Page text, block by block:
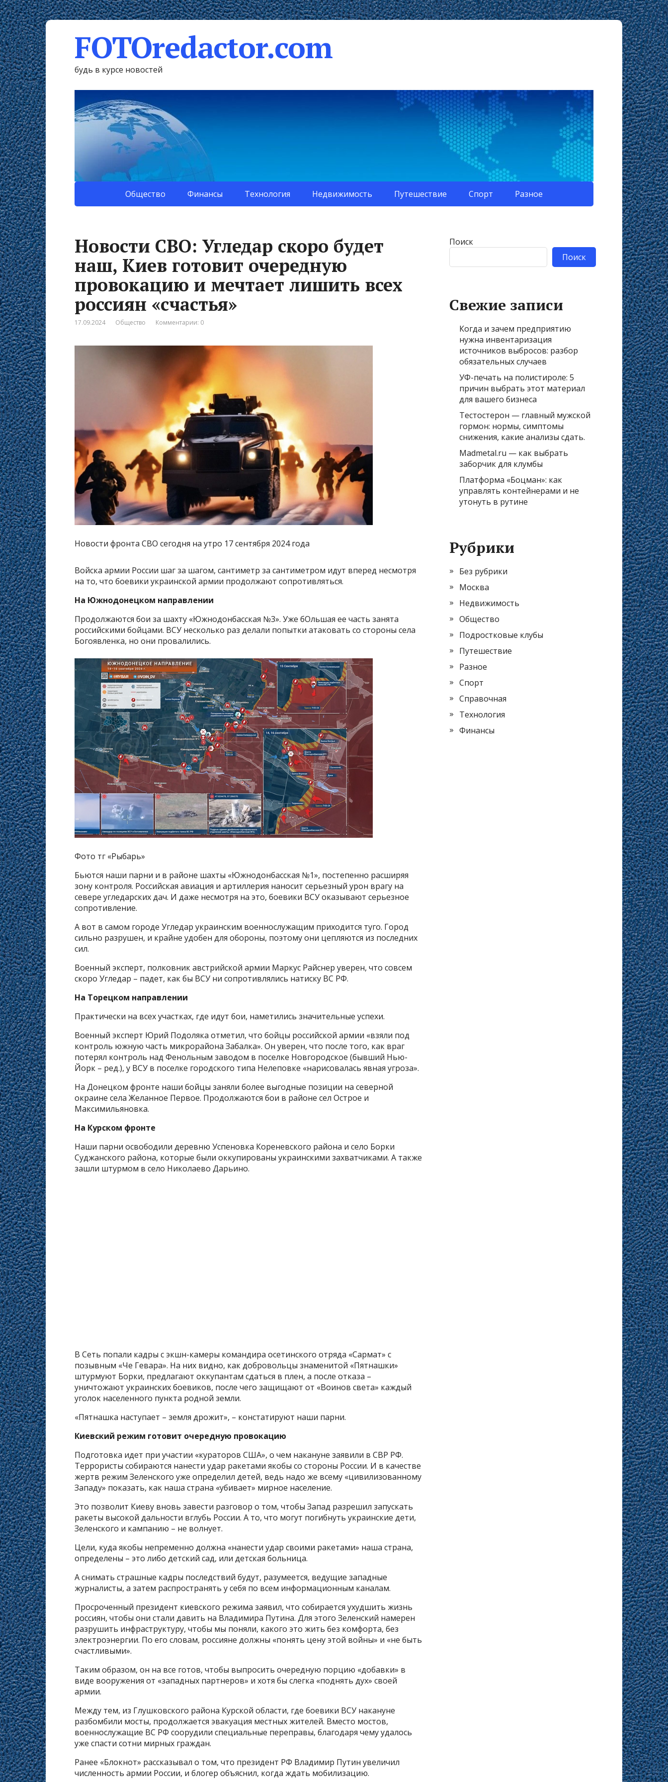
FOTOredactor.com
будь в курсе новостей
Общество Финансы Технология Недвижимость Путешествие Спорт Разное
Новости СВО: Угледар скоро будет
наш, Киев готовит очередную
провокацию и мечтает лишить всех
россиян «счастья»
17.09.2024 Общество Комментарии: 0
Новости фронта СВО сегодня на утро 17 сентября 2024 года
Войска армии России шаг за шагом, сантиметр за сантиметром идут вперед несмотря
на то, что боевики украинской армии продолжают сопротивляться.
На Южнодонецком направлении
Продолжаются бои за шахту «Южнодонбасская №3». Уже бОльшая ее часть занята
российскими бойцами. ВСУ несколько раз делали попытки атаковать со стороны села
Богоявленка, но они провалились.
Фото тг «Рыбарь»
Бьются наши парни и в районе шахты «Южнодонбасская №1», постепенно расширяя
зону контроля. Российская авиация и артиллерия наносит серьезный урон врагу на
севере угледарских дач. И даже несмотря на это, боевики ВСУ оказывают серьезное
сопротивление.
А вот в самом городе Угледар украинским военнослужащим приходится туго. Город
сильно разрушен, и крайне удобен для обороны, поэтому они цепляются из последних
сил.
Военный эксперт, полковник австрийской армии Маркус Райснер уверен, что совсем
скоро Угледар – падет, как бы ВСУ ни сопротивлялись натиску ВС РФ.
На Торецком направлении
Практически на всех участках, где идут бои, наметились значительные успехи.
Военный эксперт Юрий Подоляка отметил, что бойцы российской армии «взяли под
контроль южную часть микрорайона Забалка». Он уверен, что после того, как враг
потерял контроль над Фенольным заводом в поселке Новгородское (бывший Нью-
Йорк – ред.), у ВСУ в поселке городского типа Нелеповке «нарисовалась явная угроза».
На Донецком фронте наши бойцы заняли более выгодные позиции на северной
окраине села Желанное Первое. Продолжаются бои в районе сел Острое и
Максимильяновка.
На Курском фронте
Наши парни освободили деревню Успеновка Кореневского района и село Борки
Суджанского района, которые были оккупированы украинскими захватчиками. А также
зашли штурмом в село Николаево Дарьино.
В Сеть попали кадры с экшн-камеры командира осетинского отряда «Сармат» с
позывным «Че Гевара». На них видно, как добровольцы знаменитой «Пятнашки»
штурмуют Борки, предлагают оккупантам сдаться в плен, а после отказа –
уничтожают украинских боевиков, после чего защищают от «Воинов света» каждый
уголок населенного пункта родной земли.
«Пятнашка наступает – земля дрожит», – констатируют наши парни.
Киевский режим готовит очередную провокацию
Подготовка идет при участии «кураторов США», о чем накануне заявили в СВР РФ.
Террористы собираются нанести удар ракетами якобы со стороны России. И в качестве
жертв режим Зеленского уже определил детей, ведь надо же всему «цивилизованному
Западу» показать, как наша страна «убивает» мирное население.
Это позволит Киеву вновь завести разговор о том, чтобы Запад разрешил запускать
ракеты высокой дальности вглубь России. А то, что могут погибнуть украинские дети,
Зеленского и кампанию – не волнует.
Цели, куда якобы непременно должна «нанести удар своими ракетами» наша страна,
определены – это либо детский сад, или детская больница.
А снимать страшные кадры последствий будут, разумеется, ведущие западные
журналисты, а затем распространять у себя по всем информационным каналам.
Просроченный президент киевского режима заявил, что собирается ухудшить жизнь
россиян, чтобы они стали давить на Владимира Путина. Для этого Зеленский намерен
разрушить инфраструктуру, чтобы мы поняли, какого это жить без комфорта, без
электроэнергии. По его словам, россияне должны «понять цену этой войны» и «не быть
счастливыми».
Таким образом, он на все готов, чтобы выпросить очередную порцию «добавки» в
виде вооружения от «западных партнеров» и хотя бы слегка «поднять дух» своей
армии.
Между тем, из Глушковского района Курской области, где боевики ВСУ накануне
разбомбили мосты, продолжается эвакуация местных жителей. Вместо мостов,
военнослужащие ВС РФ соорудили специальные переправы, благодаря чему удалось
уже спасти сотни мирных граждан.
Ранее «Блокнот» рассказывал о том, что президент РФ Владимир Путин увеличил
численность армии России, и блогер объяснил, когда ждать мобилизацию.
Поиск
Поиск
Свежие записи
Когда и зачем предприятию
нужна инвентаризация
источников выбросов: разбор
обязательных случаев
УФ-печать на полистироле: 5
причин выбрать этот материал
для вашего бизнеса
Тестостерон — главный мужской
гормон: нормы, симптомы
снижения, какие анализы сдать.
Madmetal.ru — как выбрать
заборчик для клумбы
Платформа «Боцман»: как
управлять контейнерами и не
утонуть в рутине
Рубрики
Без рубрики
Москва
Недвижимость
Общество
Подростковые клубы
Путешествие
Разное
Спорт
Справочная
Технология
Финансы